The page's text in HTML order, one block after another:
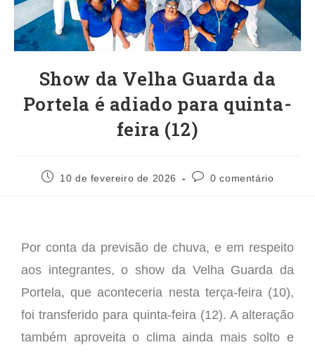
Show da Velha Guarda da
Portela é adiado para quinta-
feira (12)
10 de fevereiro de 2026 0 comentário
Por conta da previsão de chuva, e em respeito
aos integrantes, o show da Velha Guarda da
Portela, que aconteceria nesta terça-feira (10),
foi transferido para quinta-feira (12). A alteração
também aproveita o clima ainda mais solto e